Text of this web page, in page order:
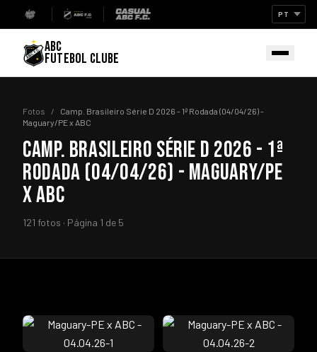
ABC
FUTEBOL CLUBE
Fotos /
Camp. Brasileiro Série D 2026 - 1ª Rodada (04/04/26) -
Maguary/PE x ABC
CAMP. BRASILEIRO SÉRIE D 2026 - 1ª
RODADA (04/04/26) - MAGUARY/PE
X ABC
121 fotos · Página 1 de 5